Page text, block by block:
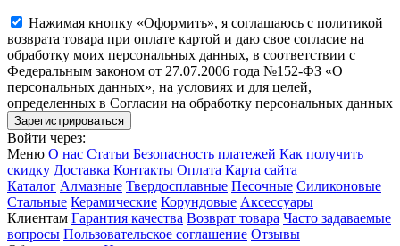
Нажимая кнопку «Оформить», я соглашаюсь с политикой
возврата товара при оплате картой и даю свое согласие на
обработку моих персональных данных, в соответствии с
Федеральным законом от 27.07.2006 года №152-ФЗ «О
персональных данных», на условиях и для целей,
определенных в Согласии на обработку персональных данных
Войти через:
Меню О нас Статьи Безопасность платежей Как получить
скидку Доставка Контакты Оплата Карта сайта
Каталог Алмазные Твердосплавные Песочные Силиконовые
Стальные Керамические Корундовые Аксессуары
Клиентам Гарантия качества Возврат товара Часто задаваемые
вопросы Пользовательское соглашение Отзывы